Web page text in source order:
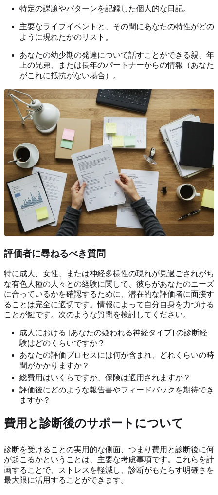
特定の課題やパターンを記録した個人的な日記。
主要なライフイベントと、その間にあなたの特性がどの
ように現れたかのリスト。
あなたの幼少期の発達について話すことができる親、年
上の兄弟、または長年のパートナーからの情報（あなた
がこれに抵抗がない場合）。
評価者に尋ねるべき質問
特に成人、女性、または神経多様性の現れが見過ごされがち
な有色人種の人々との経験に関して、彼らがあなたのニーズ
に合っているかを確認するために、潜在的な評価者に面接す
ることは完全に適切です。情報によって自分自身を力づける
ことが鍵です。次のような質問を検討してください。
成人における [あなたの疑われる神経タイプ] の診断経
験はどのくらいですか？
あなたの評価プロセスには何が含まれ、どれくらいの時
間がかかりますか？
総費用はいくらですか、保険は適用されますか？
評価後にどのような報告書やフィードバックを期待でき
ますか？
費用と診断後のサポートについて
診断を受けることの実用的な側面、つまり費用と診断後に何
が起こるかということは、主要な考慮事項です。これらを計
画することで、ストレスを軽減し、診断がもたらす明確さを
最大限に活用することができます。